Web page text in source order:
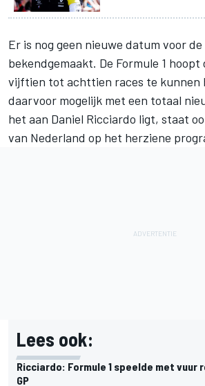
Er is nog geen nieuwe datum voor de
bekendgemaakt. De Formule 1 hoopt
vijftien tot achttien races te kunnen
daarvoor mogelijk met een totaal
het aan Daniel Ricciardo ligt, staat
van Nederland op het herziene
Lees ook:
Ricciardo: Formule 1 speelde met vuur
GP